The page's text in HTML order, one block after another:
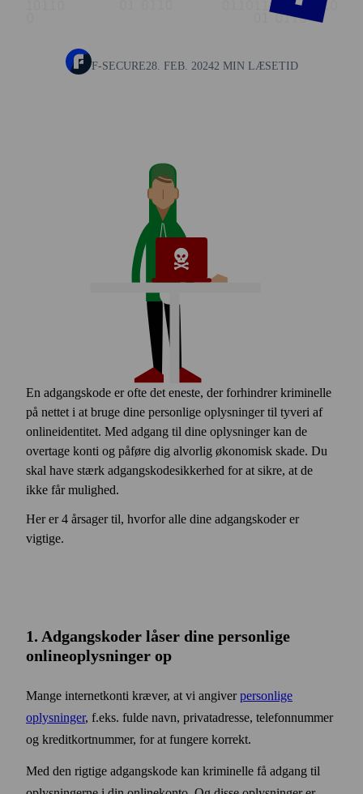
F-SECURE28. FEB. 20242 MIN LÆSETID
En adgangskode er ofte det eneste, der forhindrer kriminelle
på nettet i at bruge dine personlige oplysninger til tyveri af
online­identitet. Med adgang til dine oplysninger kan de
overtage konti og påføre dig alvorlig økonomisk skade. Du
skal have stærk adgangs­kode­sikkerhed for at sikre, at de
ikke får mulighed.
Her er 4 årsager til, hvorfor alle dine adgangs­koder er
vigtige.
1. Adgangs­koder låser dine personlige
online­oplysninger op
Mange internetkonti kræver, at vi angiverpersonlige
oplysninger, f.eks. fulde navn, privat­adresse, telefon­nummer
og kredit­kort­nummer, for at fungere korrekt.
Med den rigtige adgangs­kode kan kriminelle få adgang til